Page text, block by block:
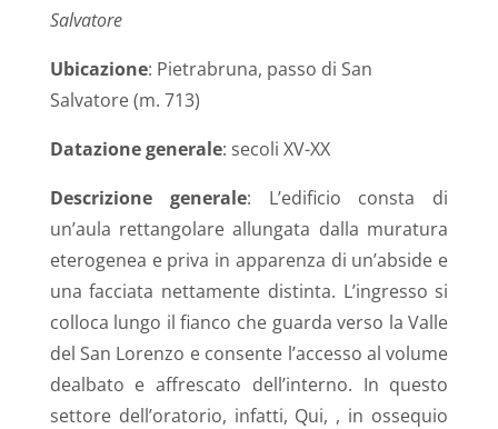
Salvatore
Ubicazione: Pietrabruna, passo di San
Salvatore (m. 713)
Datazione generale: secoli XV-XX
Descrizione generale: L’edificio consta di
un’aula rettangolare allungata dalla muratura
eterogenea e priva in apparenza di un’abside e
una facciata nettamente distinta. L’ingresso si
colloca lungo il fianco che guarda verso la Valle
del San Lorenzo e consente l’accesso al volume
dealbato e affrescato dell’interno. In questo
settore dell’oratorio, infatti, Qui, , in ossequio